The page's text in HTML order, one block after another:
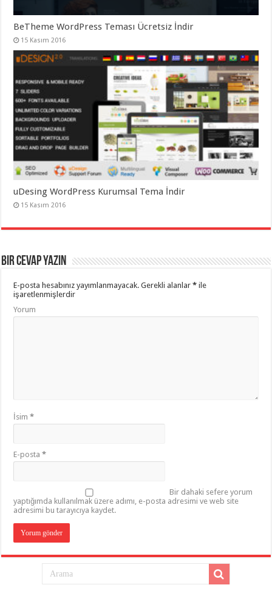
BeTheme WordPress Teması Ücretsiz İndir
15 Kasım 2016
uDesing WordPress Kurumsal Tema İndir
15 Kasım 2016
Bir cevap yazın
E-posta hesabınız yayımlanmayacak. Gerekli alanlar* ile
işaretlenmişlerdir
Yorum
İsim*
E-posta*
Bir dahaki sefere yorum
yaptığımda kullanılmak üzere adımı, e-posta adresimi ve web site
adresimi bu tarayıcıya kaydet.